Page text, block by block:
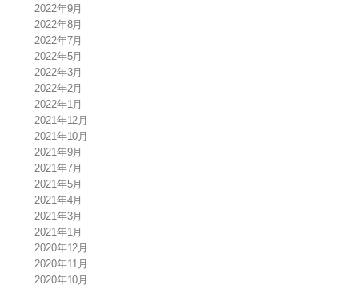
2022年9月
2022年8月
2022年7月
2022年5月
2022年3月
2022年2月
2022年1月
2021年12月
2021年10月
2021年9月
2021年7月
2021年5月
2021年4月
2021年3月
2021年1月
2020年12月
2020年11月
2020年10月